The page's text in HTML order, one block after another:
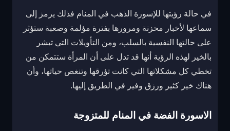
في حالة رؤيتها للإسورة الذهب في المنام فذلك يرمز إلى
سماعها لأخبار محزنة ومرورها بفترة مؤلمة وصعبة ستؤثر
على حالتها النفسية بالسلب، ومن التأويلات التي تبشر
بالخير لهذه الرؤية أنها قد تدل على أن المرأة ستتمكن من
تخطي كل مشكلاتها التي كانت تؤرقها وتنغص حياتها، وأن
هناك خير كثير ورزق وفير في الطريق إليها.
الاسورة الفضة في المنام للمتزوجة